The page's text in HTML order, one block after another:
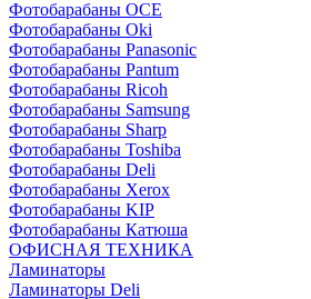
Фотобарабаны OCE
Фотобарабаны Oki
Фотобарабаны Panasonic
Фотобарабаны Pantum
Фотобарабаны Ricoh
Фотобарабаны Samsung
Фотобарабаны Sharp
Фотобарабаны Toshiba
Фотобарабаны Deli
Фотобарабаны Xerox
Фотобарабаны KIP
Фотобарабаны Катюша
ОФИСНАЯ ТЕХНИКА
Ламинаторы
Ламинаторы Deli